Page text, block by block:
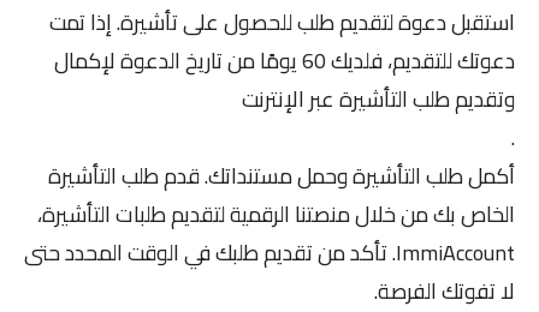
استقبل دعوة لتقديم طلب للحصول على تأشيرة. إذا تمت
دعوتك للتقديم، فلديك 60 يومًا من تاريخ الدعوة لإكمال
وتقديم طلب التأشيرة عبر الإنترنت
.
أكمل طلب التأشيرة وحمل مستنداتك. قدم طلب التأشيرة
الخاص بك من خلال منصتنا الرقمية لتقديم طلبات التأشيرة،
ImmiAccount. تأكد من تقديم طلبك في الوقت المحدد حتى
لا تفوتك الفرصة.